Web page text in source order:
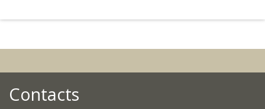
Contacts